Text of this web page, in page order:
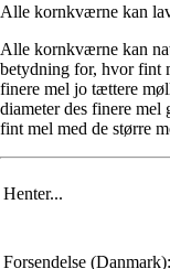
Alle kornkværne kan
Alle kornkværne kan
betydning for, hvor fint
finere mel jo tættere
diameter des finere
fint mel med de større
Henter...
Forsendelse